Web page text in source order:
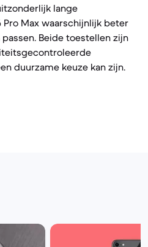
lange
Pro Max waarschijnlijk beter
Beide toestellen zijn
duurzame keuze kan zijn.